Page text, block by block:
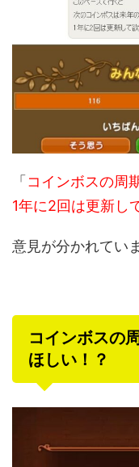
「コインボスの周
1年に2回は更新し
意見が分かれてい
コインボスの
ほしい！？